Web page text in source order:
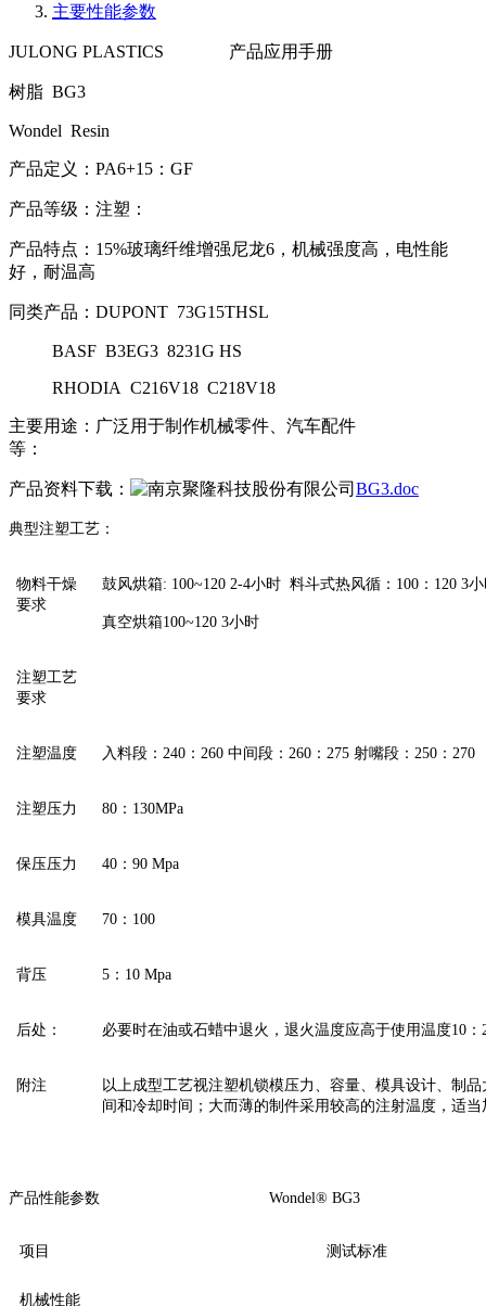
主要性能参数
JULONG PLASTICS 产品应用手册
树脂 BG3
Wondel Resin
产品定义：PA6+15：GF
产品等级：注塑：
产品特点：15%玻璃纤维增强尼龙6，机械强度高，电性能
好，耐温高
同类产品：DUPONT 73G15THSL
BASF B3EG3 8231G HS
RHODIA C216V18 C218V18
主要用途：广泛用于制作机械零件、汽车配件
等：
产品资料下载： BG3.doc
典型注塑工艺：
物料干燥
要求
鼓风烘箱: 100~120 2-4小时 料斗式热风循：100：120 3
真空烘箱100~120 3小时
注塑工艺
要求
注塑温度 入料段：240：260 中间段：260：275 射嘴段：250：270
注塑压力 80：130MPa
保压压力 40：90 Mpa
模具温度 70：100
背压 5：10 Mpa
后处： 必要时在油或石蜡中退火，退火温度应高于使用温度10
附注
以上成型工艺视注塑机锁模压力、容量、模具设计、制
间和冷却时间；大而薄的制件采用较高的注射温度，适
产品性能参数 Wondel® BG3
项目 测试标准
机械性能